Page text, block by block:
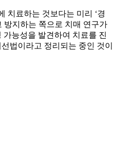
치료하는 것보다는 미리 ‘경
방지하는 쪽으로 치매 연구가
능성을 발견하여 치료를 진
법이라고 정리되는 중인 것이